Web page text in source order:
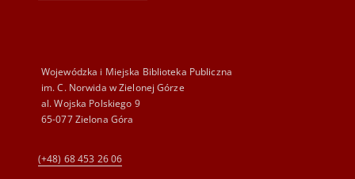
Wojewódzka i Miejska Biblioteka Publiczna
im. C. Norwida w Zielonej Górze
al. Wojska Polskiego 9
65-077 Zielona Góra
(+48) 68 453 26 06